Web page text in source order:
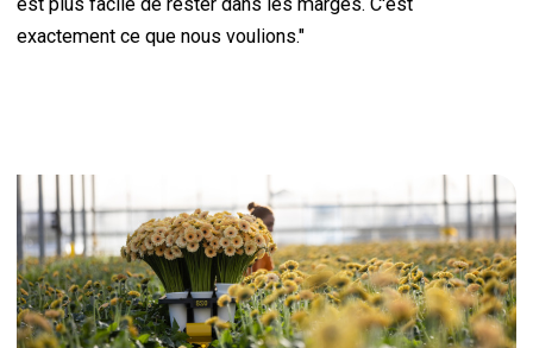
exactement ce que nous voulions."